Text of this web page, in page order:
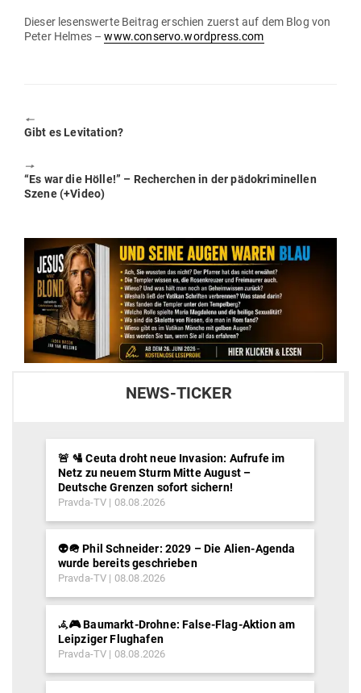
Dieser lesens­werte Beitrag erschien zuerst auf dem Blog von
Peter Helmes –www.conservo.wordpress.com
🠔
Previous
Gibt es Levitation?
🠖
Next
post:
“Es war die Hölle!” – Recherchen in der pädo­kri­mi­nellen
Szene (+Video)
NEWS-TICKER
🚨 🛂 Ceuta droht neue Invasion: Aufrufe im
Netz zu neuem Sturm Mitte August –
Deutsche Grenzen sofort sichern!
Pravda-TV 08.08.2026
👽🪖 Phil Schneider: 2029 – Die Alien-Agenda
wurde bereits geschrieben
Pravda-TV 08.08.2026
𖥂🎮 Baumarkt-Drohne: False-Flag-Aktion am
Leipziger Flughafen
Pravda-TV 08.08.2026